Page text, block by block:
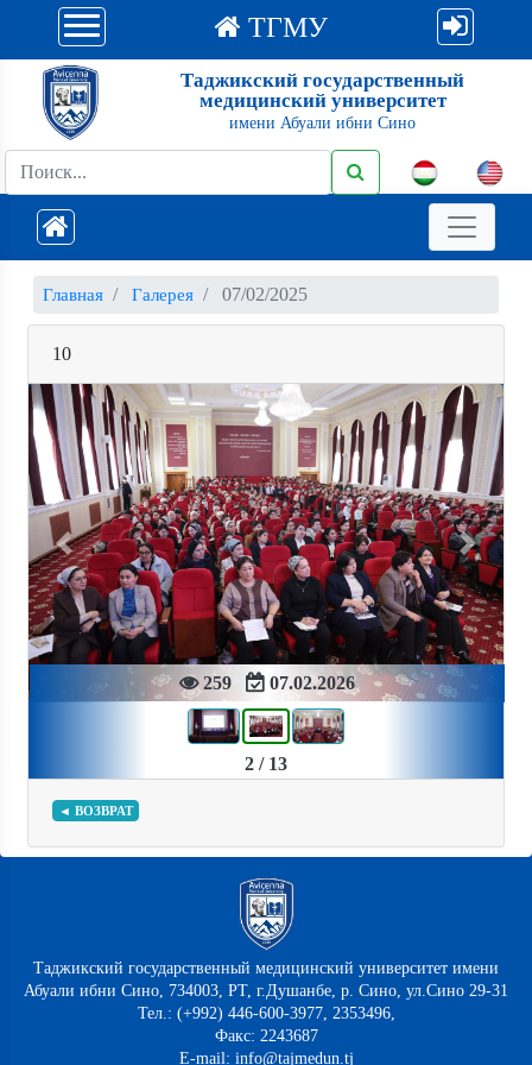
ТГМУ
Таджикский государственный
медицинский университет
имени Абуали ибни Сино
Главная Галерея 07/02/2025
10
259 07.02.2026
Previous Next
2 / 13
◄ ВОЗВРАТ
Таджикский государственный медицинский университет имени
Абуали ибни Сино, 734003, РТ, г.Душанбе, р. Сино, ул.Сино 29-31
Тел.: (+992) 446-600-3977, 2353496,
Факс: 2243687
E-mail: info@tajmedun.tj